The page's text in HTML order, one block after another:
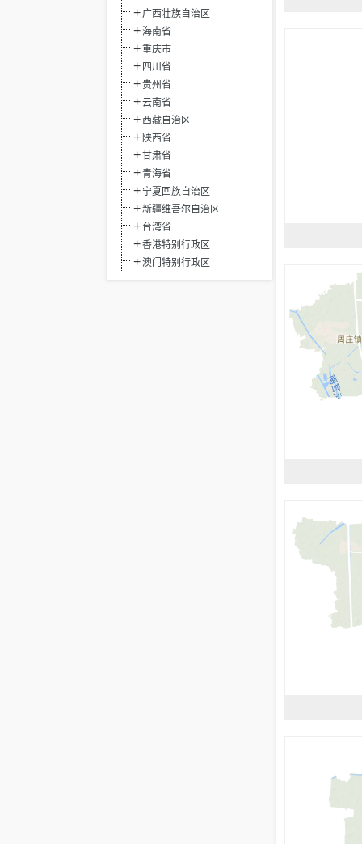
广西壮族自治区
海南省
重庆市
四川省
贵州省
云南省
西藏自治区
陕西省
甘肃省
青海省
宁夏回族自治区
新疆维吾尔自治区
台湾省
香港特别行政区
澳门特别行政区